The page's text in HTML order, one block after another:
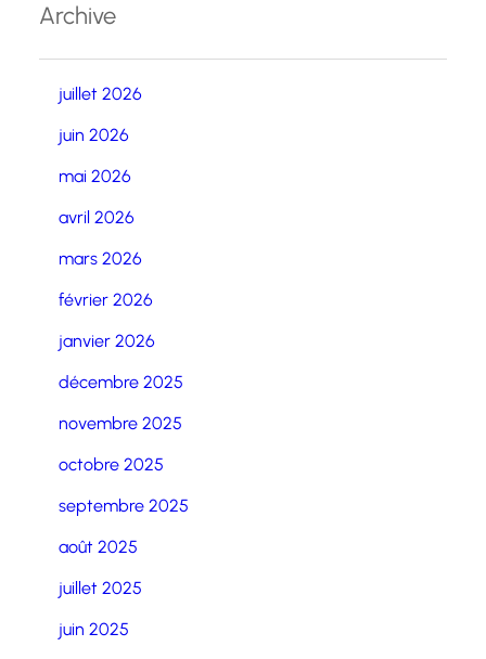
Archive
juillet 2026
juin 2026
mai 2026
avril 2026
mars 2026
février 2026
janvier 2026
décembre 2025
novembre 2025
octobre 2025
septembre 2025
août 2025
juillet 2025
juin 2025